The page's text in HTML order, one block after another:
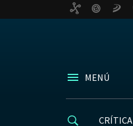
MENÚ
CRÍTICA